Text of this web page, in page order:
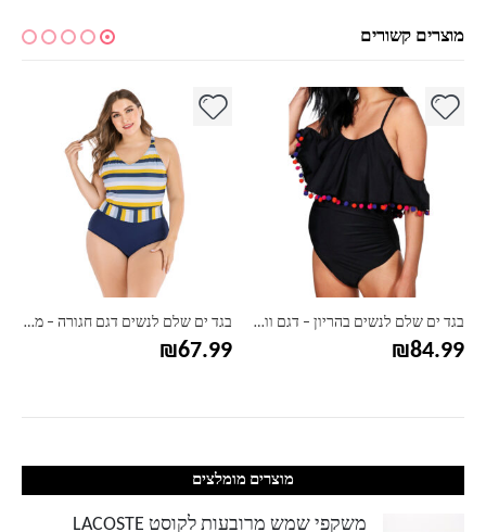
מוצרים קשורים
בגד ים שלם לנשים דגם חגורה – מידות גדולות
₪67.99
חצאית ג'ינס צמודה עם קרעים
₪79.99
מוצרים מומלצים
משקפי שמש מרובעות לקוסט LACOSTE